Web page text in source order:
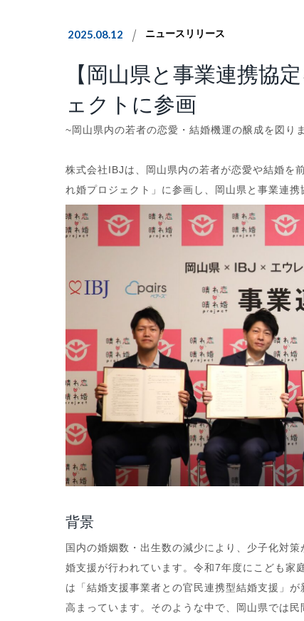
2025.08.12 ニュースリリース
【岡山県と事業連携協
ェクトに参画
~岡山県内の若者の恋愛・結婚機運の醸成を図り
株式会社IBJは、岡山県内の若者が恋愛や結婚を
れ婚プロジェクト」に参画し、岡山県と事業連携
背景
国内の婚姻数・出生数の減少により、少子化対
婚支援が行われています。令和7年度にこども家
は「結婚⽀援事業者との官⺠連携型結婚⽀援」
高まっています。そのような中で、岡山県では